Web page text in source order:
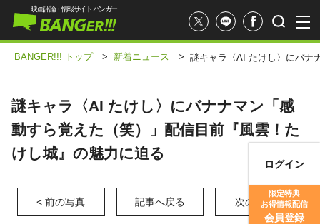
映画評価
映画評論・情報サイト バンガー
ログイン
限定特典
お得情報配信
会員登録
BANGER!!! トップ > 新着ニュース > 謎キャラ〈AI たけし〉にバナ
謎キャラ〈AI たけし〉にバナナマン「感
動すら覚えた（笑）」配信目前『風雲！た
けし城』の魅力に迫る
< 前の写真 記事へ戻る 次の写真 >